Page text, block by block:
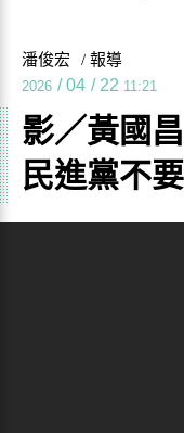
潘俊宏 / 報導
2026 / 04 / 22 11:21
影／黃國
民進黨不